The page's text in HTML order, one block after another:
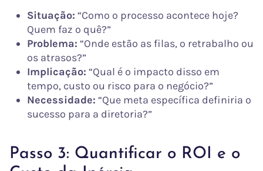
Situação: “Como o processo acontece hoje?
Quem faz o quê?”
Problema: “Onde estão as filas, o retrabalho ou
os atrasos?”
Implicação: “Qual é o impacto disso em
tempo, custo ou risco para o negócio?”
Necessidade: “Que meta específica definiria o
sucesso para a diretoria?”
Passo 3: Quantificar o ROI e o